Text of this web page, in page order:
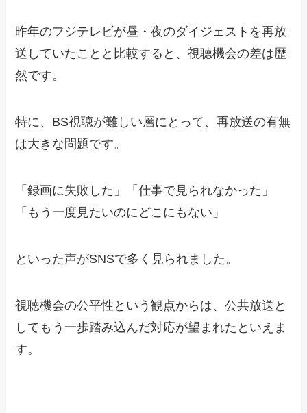
昨年のフジテレビが昼・夜のダイジェストを再放
送していたことと比較すると、視聴機会の差は歴
然です。
特に、BS視聴が難しい層にとって、再放送の有無
は大きな問題です。
「録画に失敗した」「仕事で見られなかった」
「もう一度見たいのにどこにもない」
といった声がSNSで多く見られました。
視聴機会の公平性という観点からは、公共放送と
してもう一歩踏み込んだ対応が望まれたといえま
す。